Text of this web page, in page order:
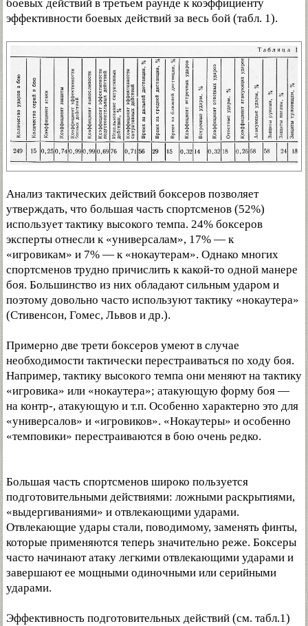
боевых действий в третьем раунде к коэффициенту
эффективности боевых действий за весь бой (табл. 1).
Анализ тактических действий боксеров позволяет
утверждать, что большая часть спортсменов (52%)
использует тактику высокого темпа. 24% боксеров
эксперты отнесли к «универсалам», 17% — к
«игровикам» и 7% — к «нокаутерам». Однако многих
спортсменов трудно причислить к какой-то одной манере
боя. Большинство из них обладают сильным ударом и
поэтому довольно часто используют тактику «нокаутера»
(Стивенсон, Гомес, Львов и др.).
Примерно две трети боксеров умеют в случае
необходимости тактически перестраиваться по ходу боя.
Например, тактику высокого темпа они меняют на тактику
«игровика» или «нокаутера»; атакующую форму боя —
на контр-, атакующую и т.п. Особенно характерно это для
«универсалов» и «игровиков». «Нокаутеры» и особенно
«темповики» перестраиваются в бою очень редко.
Большая часть спортсменов широко пользуется
подготовительными действиями: ложными раскрытиями,
«выдергиваниями» и отвлекающими ударами.
Отвлекающие удары стали, поводимому, заменять финты,
которые применяются теперь значительно реже. Боксеры
часто начинают атаку легкими отвлекающими ударами и
завершают ее мощными одиночными или серийными
ударами.
Эффективность подготовительных действий (см. табл.1)